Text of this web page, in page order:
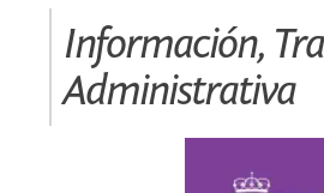
Información,
Administrativa